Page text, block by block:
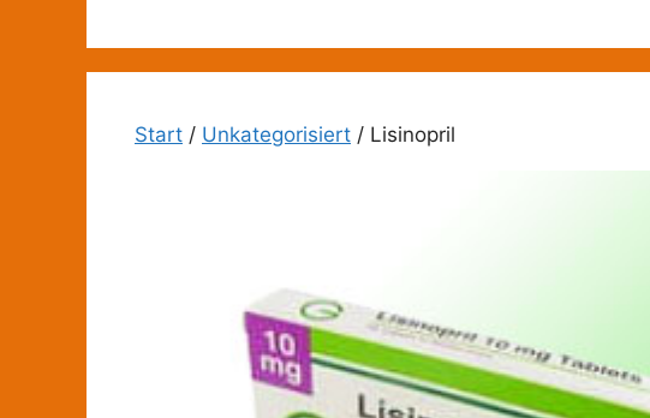
Start / Unkategorisiert / Lisinopril